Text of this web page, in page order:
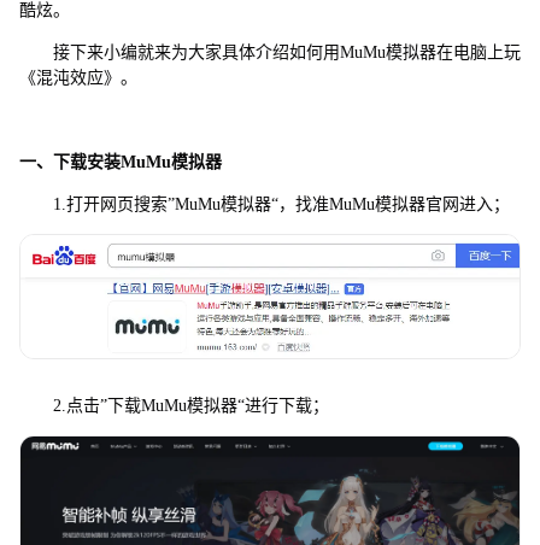
酷炫。
接下来小编就来为大家具体介绍如何用MuMu模拟器在电脑上玩
《混沌效应》。
一、下载安装MuMu模拟器
1.打开网页搜索”MuMu模拟器“，找准MuMu模拟器官网进入；
2.点击”下载MuMu模拟器“进行下载；